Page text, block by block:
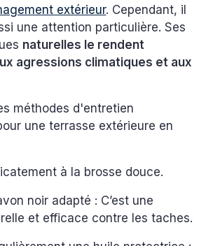
extérieur. Cependant, il
une attention particulière. Ses
naturelles le rendent
agressions climatiques et aux
méthodes d'entretien
une terrasse extérieure en
à la brosse douce.
noir adapté : C’est une
et efficace contre les taches.